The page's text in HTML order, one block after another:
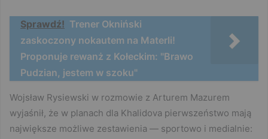
Sprawdź! Trener Okniński
zaskoczony nokautem na Materli!
Proponuje rewanż z Kołeckim: "Brawo
Pudzian, jestem w szoku"
Wojsław Rysiewski w rozmowie z Arturem Mazurem
wyjaśnił, że w planach dla Khalidova pierwszeństwo mają
największe możliwe zestawienia — sportowo i medialnie: